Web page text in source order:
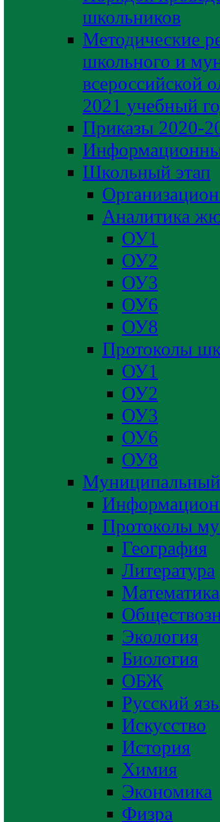
школьников
Методические
школьного и
всероссийской
2021 учебный
Приказы 2020-
Школьный этап
Аналитика
ОУ1
ОУ2
ОУ3
ОУ6
ОУ8
Протоколы
ОУ1
ОУ2
ОУ3
ОУ6
ОУ8
Муниципальный
Протоколы
География
Литература
Математика
Экология
Биология
ОБЖ
Русский
Искусство
История
Химия
Экономика
Физра